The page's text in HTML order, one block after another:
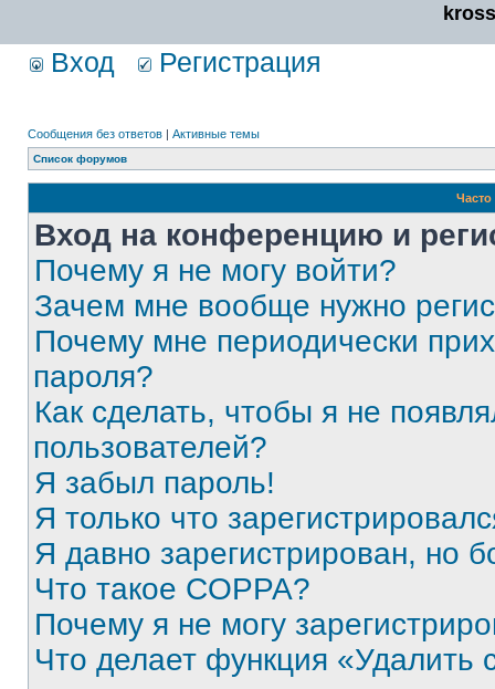
Вход Регистрация
Сообщения без ответов | Активные темы
Список форумов
Вход на конференцию и
Почему я не могу войти?
Зачем мне вообще нужно
Почему мне периодически
пароля?
Как сделать, чтобы я не
пользователей?
Я забыл пароль!
Я только что
Я давно зарегистрирован, но
Что такое COPPA?
Почему я не могу
Что делает функция «Удалить